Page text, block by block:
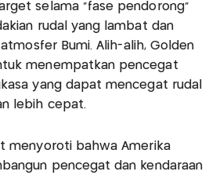
selama "fase pendorong"
rudal yang lambat dan
Bumi. Alih-alih, Golden
menempatkan pencegat
yang dapat mencegat rudal
lebih cepat.
menyoroti bahwa Amerika
pencegat dan kendaraan